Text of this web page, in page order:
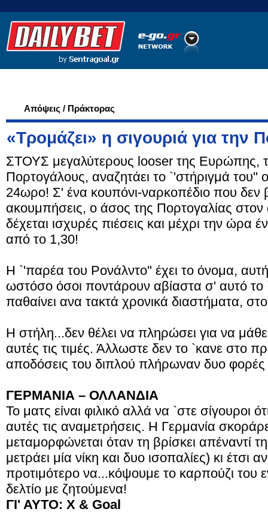
Απόψεις / Πράκτορας
«Τρομάζει» η σιγουριά για την
ΣΤΟΥΣ μεγαλύτερους looser της Ευρώπης,
Πορτογάλους, αναζητάει το `'στήριγμά του''
24ωρο! Σ' ένα κουπόνι-ναρκοπέδιο που δεν
ακουμπήσεις, ο άσος της Πορτογαλίας
δέχεται ισχυρές πιέσεις και μέχρι την ώρα
από το 1,30!
Η `'παρέα του Ρονάλντο'' έχει το όνομα,
ωστόσο όσοι ποντάρουν αβίαστα σ' αυτό το
παθαίνει ανα τακτά χρονικά διαστήματα,
Η στήλη...δεν θέλει να πληρώσει για να
αυτές τις τιμές. Άλλωστε δεν το `κανε στο
αποδόσεις του διπλού πλήρωναν δυο φορές
ΓΕΡΜΑΝΙΑ – ΟΛΛΑΝΔΙΑ
Το ματς είναι φιλικό αλλά να `στε σίγουροι
αυτές τις αναμετρήσεις. Η Γερμανία
μεταμορφώνεται όταν τη βρίσκει απέναντί
μετράει μία νίκη και δυο ισοπαλίες) κι έτσι
προτιμότερο να...κόψουμε το καρπούζι
δελτίο με ζητούμενα!
ΓΙ' ΑΥΤΟ: Χ & Goal